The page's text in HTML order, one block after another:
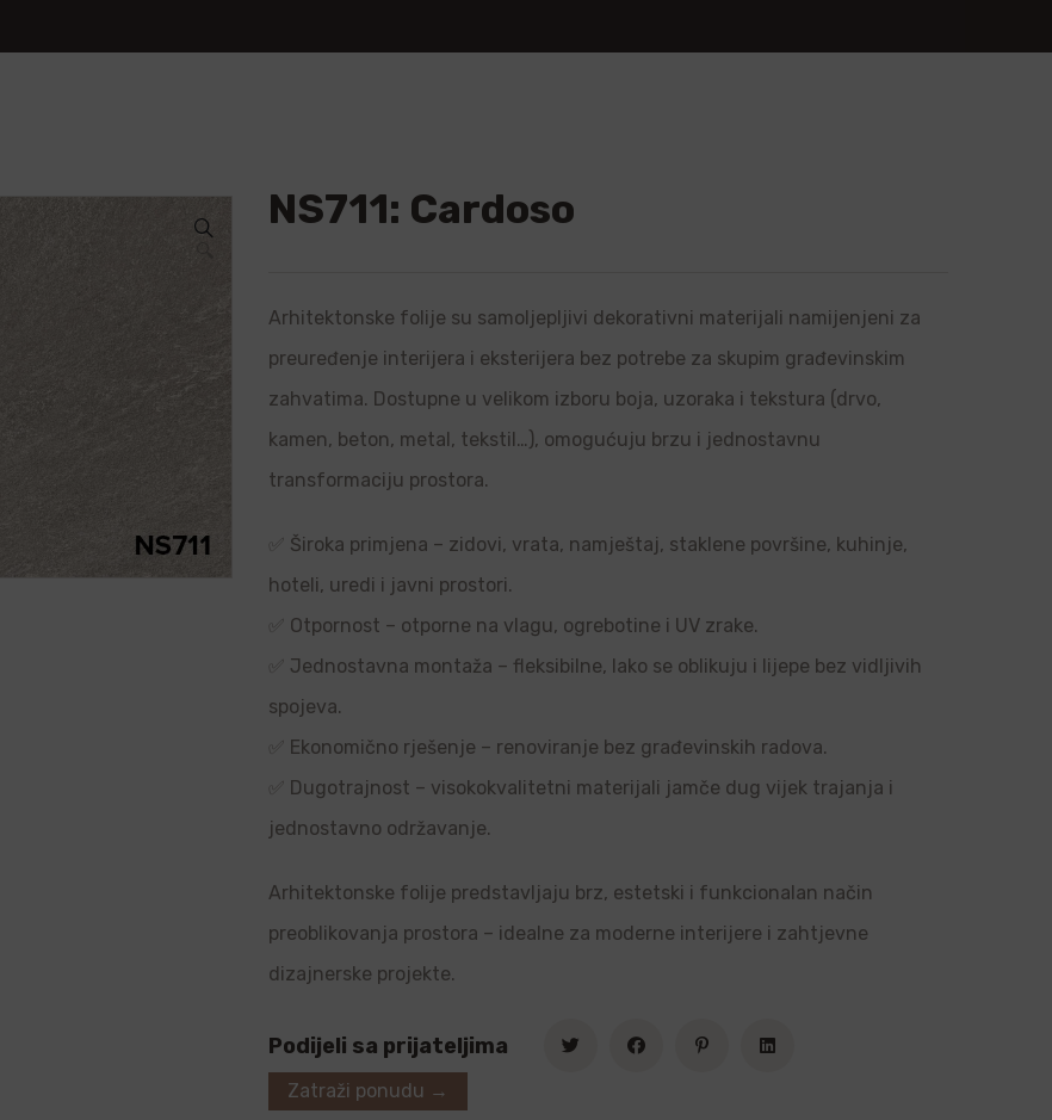
NS711: Cardoso
Arhitektonske folije su samoljepljivi dekorativni materijali namijenjeni za
preuređenje interijera i eksterijera bez potrebe za skupim građevinskim
zahvatima. Dostupne u velikom izboru boja, uzoraka i tekstura (drvo,
kamen, beton, metal, tekstil…), omogućuju brzu i jednostavnu
transformaciju prostora.
✅ Široka primjena – zidovi, vrata, namještaj, staklene površine, kuhinje,
hoteli, uredi i javni prostori.
✅ Otpornost – otporne na vlagu, ogrebotine i UV zrake.
✅ Jednostavna montaža – fleksibilne, lako se oblikuju i lijepe bez vidljivih
spojeva.
✅ Ekonomično rješenje – renoviranje bez građevinskih radova.
✅ Dugotrajnost – visokokvalitetni materijali jamče dug vijek trajanja i
jednostavno održavanje.
Arhitektonske folije predstavljaju brz, estetski i funkcionalan način
preoblikovanja prostora – idealne za moderne interijere i zahtjevne
dizajnerske projekte.
Podijeli sa prijateljima
Zatraži ponudu →